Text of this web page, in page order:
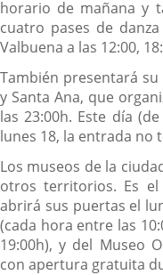
horario de mañana y
cuatro pases de
Valbuena a las 12:00,
También presentará su
y Santa Ana, que
las 23:00h. Este día
lunes 18, la entrada no
Los museos de la
otros territorios. Es
abrirá sus puertas el
(cada hora entre las
19:00h), y del Museo
con apertura gratuita